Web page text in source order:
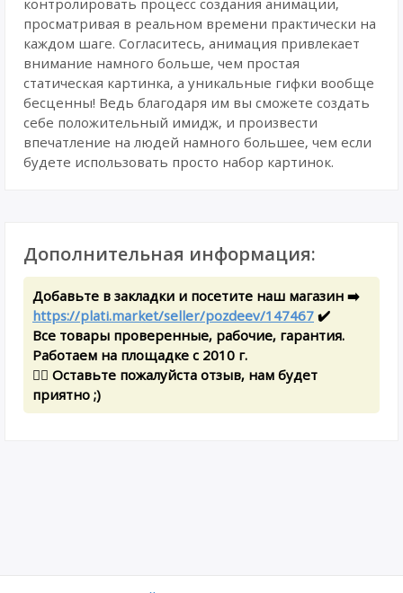
контролировать процесс создания анимации,
просматривая в реальном времени практически на
каждом шаге. Согласитесь, анимация привлекает
внимание намного больше, чем простая
статическая картинка, а уникальные гифки вообще
бесценны! Ведь благодаря им вы сможете создать
себе положительный имидж, и произвести
впечатление на людей намного большее, чем если
будете использовать просто набор картинок.
Дополнительная информация:
Добавьте в закладки и посетите наш магазин ➡️
https://plati.market/seller/pozdeev/147467 ✔️
Все товары проверенные, рабочие, гарантия.
Работаем на площадке с 2010 г.
✍🏻 Оставьте пожалуйста отзыв, нам будет
приятно ;)